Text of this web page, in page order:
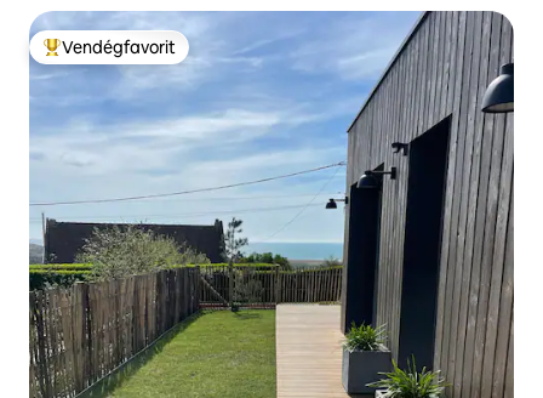
Kiemelt vendégfavorit
Vendégfavorit